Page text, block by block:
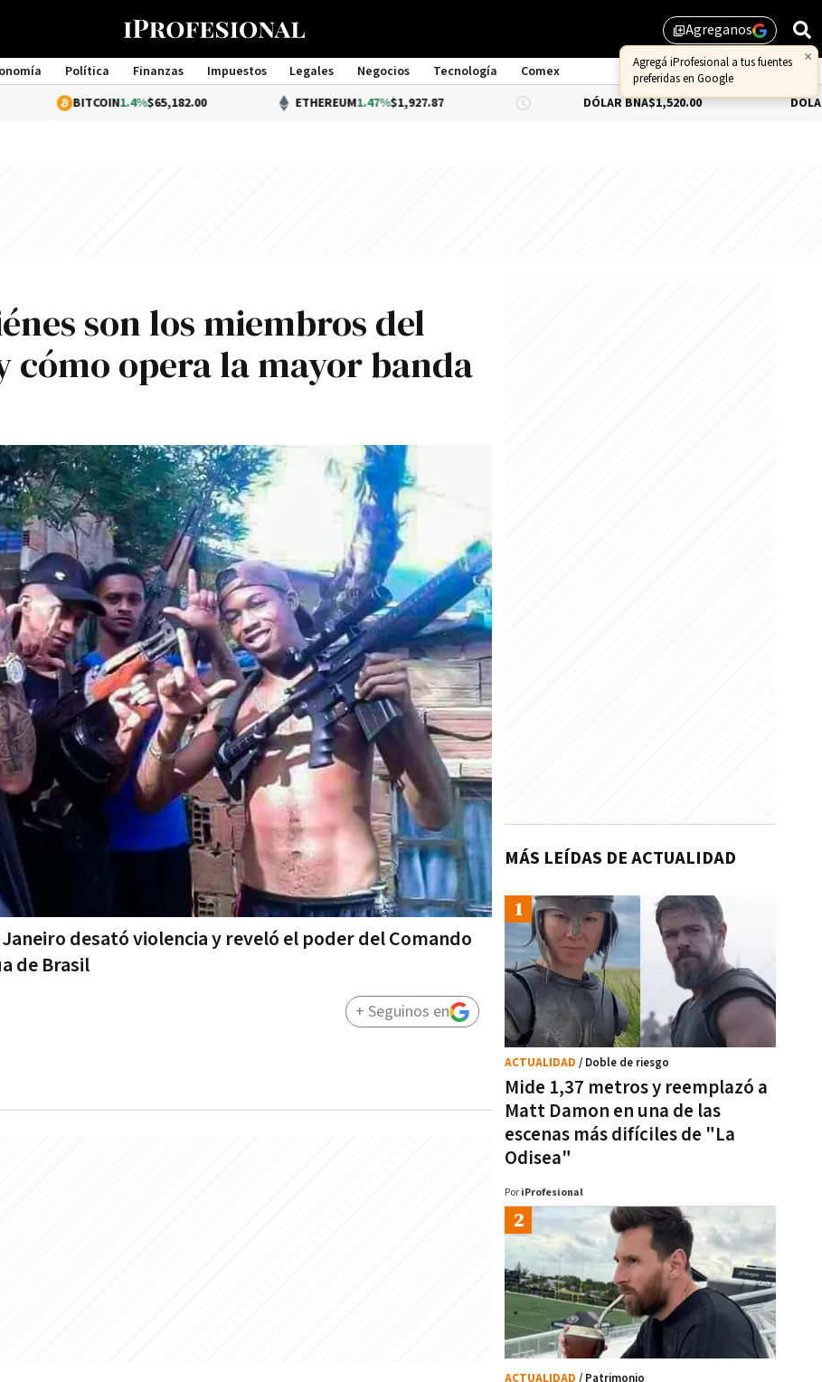
library_addAgreganos
Política Finanzas Impuestos Legales Negocios Tecnología
Comex
Management
1.4%$65,182.00 ETHEREUM1.47%$1,927.87 DÓLAR BNA $1,520.00 DÓLAR BLUE-
son los miembros del
cómo opera la mayor banda
desató violencia y reveló el poder del Comando
de Brasil
+ Seguinos en
MÁS LEÍDAS DE ACTUALIDAD
Mide 1,37 metros y reemplazó a
Matt Damon en una de las
escenas más difíciles de "La
Odisea"
ACTUALIDAD / Doble de riesgo
Por iProfesional
ACTUALIDAD / Patrimonio